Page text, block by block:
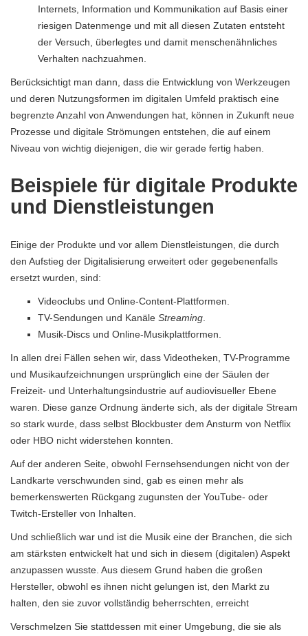
Internets, Information und Kommunikation auf Basis einer
riesigen Datenmenge und mit all diesen Zutaten entsteht
der Versuch, überlegtes und damit menschenähnliches
Verhalten nachzuahmen.
Berücksichtigt man dann, dass die Entwicklung von Werkzeugen
und deren Nutzungsformen im digitalen Umfeld praktisch eine
begrenzte Anzahl von Anwendungen hat, können in Zukunft neue
Prozesse und digitale Strömungen entstehen, die auf einem
Niveau von wichtig diejenigen, die wir gerade fertig haben.
Beispiele für digitale Produkte
und Dienstleistungen
Einige der Produkte und vor allem Dienstleistungen, die durch
den Aufstieg der Digitalisierung erweitert oder gegebenenfalls
ersetzt wurden, sind:
Videoclubs und Online-Content-Plattformen.
TV-Sendungen und Kanäle Streaming
Musik-Discs und Online-Musikplattformen.
In allen drei Fällen sehen wir, dass Videotheken, TV-Programme
und Musikaufzeichnungen ursprünglich eine der Säulen der
Freizeit- und Unterhaltungsindustrie auf audiovisueller Ebene
waren. Diese ganze Ordnung änderte sich, als der digitale Stream
so stark wurde, dass selbst Blockbuster dem Ansturm von Netflix
oder HBO nicht widerstehen konnten.
Auf der anderen Seite, obwohl Fernsehsendungen nicht von der
Landkarte verschwunden sind, gab es einen mehr als
bemerkenswerten Rückgang zugunsten der YouTube- oder
Twitch-Ersteller von Inhalten.
Und schließlich war und ist die Musik eine der Branchen, die sich
am stärksten entwickelt hat und sich in diesem (digitalen) Aspekt
anzupassen wusste. Aus diesem Grund haben die großen
Hersteller, obwohl es ihnen nicht gelungen ist, den Markt zu
halten, den sie zuvor vollständig beherrschten, erreicht
Verschmelzen Sie stattdessen mit einer Umgebung, die sie als